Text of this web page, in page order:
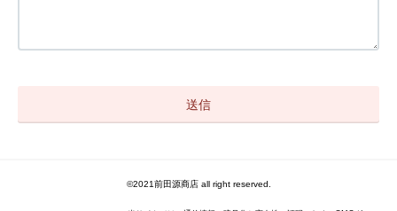
©2021前田源商店 all right reserved.